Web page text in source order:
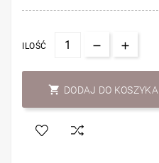
ILOŚĆ
 DODAJ DO KOSZYKA